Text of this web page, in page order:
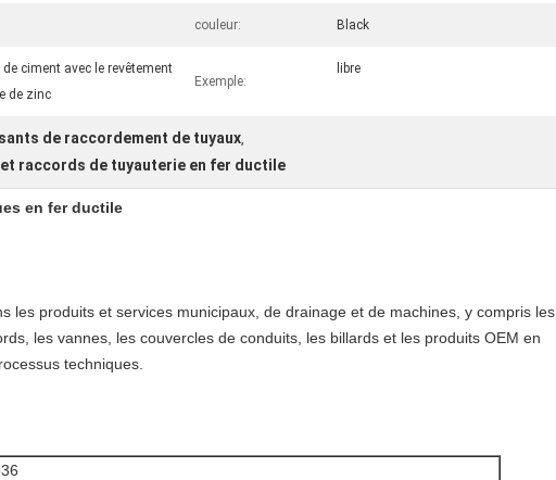
couleur: Black
de ciment avec le revêtement
de zinc
Exemple:
libre
de raccordement de tuyaux,
et raccords de tuyauterie en fer ductile
en fer ductile
les produits et services municipaux, de drainage et de machines, y compris les
les vannes, les couvercles de conduits, les billards et les produits OEM en
techniques.